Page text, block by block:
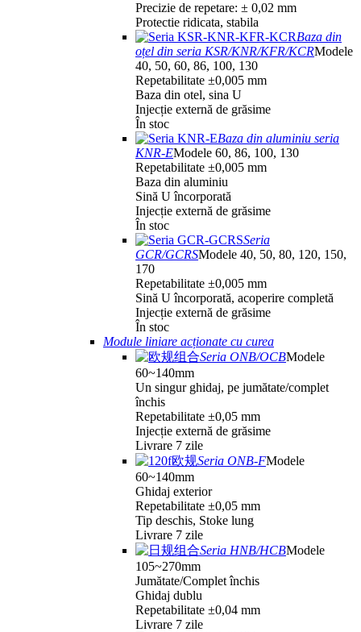
Precizie de repetare: ± 0,02 mm
Protectie ridicata, stabila
Baza din
oțel din seria KSR/KNR/KFR/KCRModele
40, 50, 60, 86, 100, 130
Repetabilitate ±0,005 mm
Baza din otel, sina U
Injecție externă de grăsime
În stoc
Baza din aluminiu seria
KNR-EModele 60, 86, 100, 130
Repetabilitate ±0,005 mm
Baza din aluminiu
Sină U încorporată
Injecție externă de grăsime
În stoc
Seria
GCR/GCRSModele 40, 50, 80, 120, 150,
170
Repetabilitate ±0,005 mm
Sină U încorporată, acoperire completă
Injecție externă de grăsime
În stoc
Module liniare acționate cu curea
Seria ONB/OCBModele
60~140mm
Un singur ghidaj, pe jumătate/complet
închis
Repetabilitate ±0,05 mm
Injecție externă de grăsime
Livrare 7 zile
Seria ONB-FModele
60~140mm
Ghidaj exterior
Repetabilitate ±0,05 mm
Tip deschis, Stoke lung
Livrare 7 zile
Seria HNB/HCBModele
105~270mm
Jumătate/Complet închis
Ghidaj dublu
Repetabilitate ±0,04 mm
Livrare 7 zile